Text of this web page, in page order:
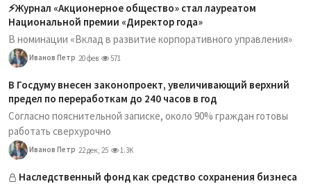
⚡️Журнал «Акционерное общество» стал лауреатом
Национальной премии «Директор года»
В номинации «Вклад в развитие корпоративного управления»
Иванов Петр 20 фев 571
В Госдуму внесен законопроект, увеличивающий верхний
предел по переработкам до 240 часов в год
Согласно пояснительной записке, около 90% граждан готовы
работать сверхурочно
Иванов Петр 22 дек, 25 1.3K
Наследственный фонд как средство сохранения бизнеса